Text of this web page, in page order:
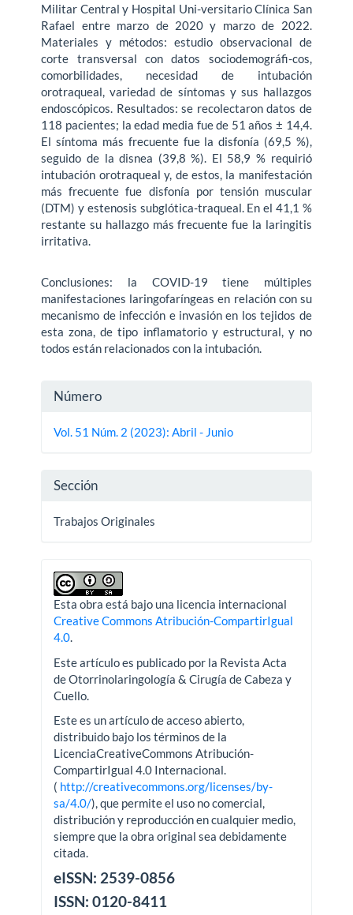
Militar Central y Hospital Uni-versitario Clínica San
Rafael entre marzo de 2020 y marzo de 2022.
Materiales y métodos: estudio observacional de
corte transversal con datos sociodemográfi-cos,
comorbilidades, necesidad de intubación
orotraqueal, variedad de síntomas y sus hallazgos
endoscópicos. Resultados: se recolectaron datos de
118 pacientes; la edad media fue de 51 años ± 14,4.
El síntoma más frecuente fue la disfonía (69,5 %),
seguido de la disnea (39,8 %). El 58,9 % requirió
intubación orotraqueal y, de estos, la manifestación
más frecuente fue disfonía por tensión muscular
(DTM) y estenosis subglótica-traqueal. En el 41,1 %
restante su hallazgo más frecuente fue la laringitis
irritativa.
Conclusiones: la COVID-19 tiene múltiples
manifestaciones laringofaríngeas en relación con su
mecanismo de infección e invasión en los tejidos de
esta zona, de tipo inflamatorio y estructural, y no
todos están relacionados con la intubación.
Detalles
del
Número
Vol. 51 Núm. 2 (2023): Abril - Junio
Sección
Trabajos Originales
Esta obra está bajo una licencia internacional
Creative Commons Atribución-CompartirIgual
4.0.
Este artículo es publicado por la Revista Acta
de Otorrinolaringología & Cirugía de Cabeza y
Cuello.
Este es un artículo de acceso abierto,
distribuido bajo los términos de la
LicenciaCreativeCommons Atribución-
CompartirIgual 4.0 Internacional.
( http://creativecommons.org/licenses/by-
sa/4.0/), que permite el uso no comercial,
distribución y reproducción en cualquier medio,
siempre que la obra original sea debidamente
citada.
eISSN: 2539-0856
ISSN: 0120-8411